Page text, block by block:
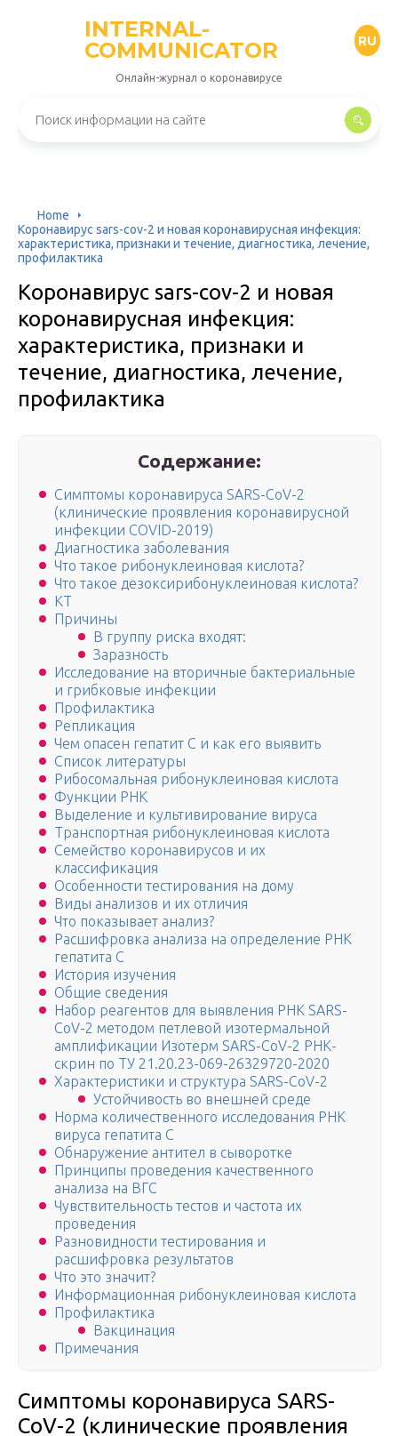
INTERNAL-
COMMUNICATOR
RU
Онлайн-журнал о коронавирусе
Home
Коронавирус sars-cov-2 и новая коронавирусная инфекция:
характеристика, признаки и течение, диагностика, лечение,
профилактика
Коронавирус sars-cov-2 и новая
коронавирусная инфекция:
характеристика, признаки и
течение, диагностика, лечение,
профилактика
Содержание:
Симптомы коронавируса SARS-CoV-2
(клинические проявления коронавирусной
инфекции COVID-2019)
Диагностика заболевания
Что такое рибонуклеиновая кислота?
Что такое дезоксирибонуклеиновая кислота?
КТ
Причины
В группу риска входят:
Заразность
Исследование на вторичные бактериальные
и грибковые инфекции
Профилактика
Репликация
Чем опасен гепатит С и как его выявить
Список литературы
Рибосомальная рибонуклеиновая кислота
Функции РНК
Выделение и культивирование вируса
Транспортная рибонуклеиновая кислота
Семейство коронавирусов и их
классификация
Особенности тестирования на дому
Виды анализов и их отличия
Что показывает анализ?
Расшифровка анализа на определение РНК
гепатита С
История изучения
Общие сведения
Набор реагентов для выявления РНК SARS-
CoV-2 методом петлевой изотермальной
амплификации Изотерм SARS-CoV-2 РНК-
скрин по ТУ 21.20.23-069-26329720-2020
Характеристики и структура SARS-CoV-2
Устойчивость во внешней среде
Норма количественного исследования РНК
вируса гепатита С
Обнаружение антител в сыворотке
Принципы проведения качественного
анализа на ВГC
Чувствительность тестов и частота их
проведения
Разновидности тестирования и
расшифровка результатов
Что это значит?
Информационная рибонуклеиновая кислота
Профилактика
Вакцинация
Примечания
Симптомы коронавируса SARS-
CoV-2 (клинические проявления